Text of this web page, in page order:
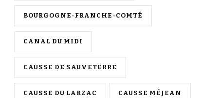
BOURGOGNE-FRANCHE-COMTÉ
CANAL DU MIDI
CAUSSE DE SAUVETERRE
CAUSSE DU LARZAC CAUSSE MÉJEAN